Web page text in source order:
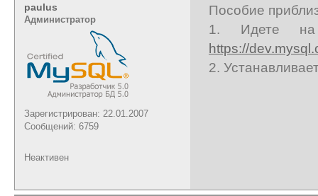
paulus
Администратор
Зарегистрирован: 22.01.2007
Сообщений: 6759
Пособие
1. Идете на
https://
2.
Неактивен